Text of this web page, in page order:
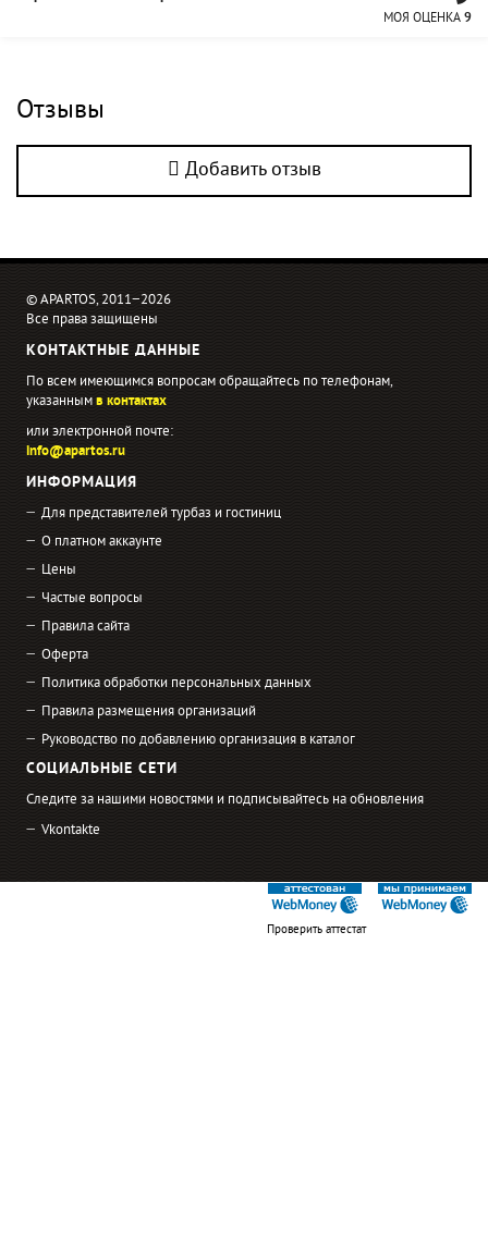
МОЯ ОЦЕНКА 9
Отзывы
Добавить отзыв
© APARTOS, 2011−2026
Все права защищены
КОНТАКТНЫЕ ДАННЫЕ
По всем имеющимся вопросам обращайтесь по телефонам,
указаннымв контактах
или электронной почте:
info@apartos.ru
ИНФОРМАЦИЯ
Для представителей турбаз и гостиниц
О платном аккаунте
Цены
Частые вопросы
Правила сайта
Оферта
Политика обработки персональных данных
Правила размещения организаций
Руководство по добавлению организация в каталог
СОЦИАЛЬНЫЕ СЕТИ
Следите за нашими новостями и подписывайтесь на обновления
Vkontakte
Проверить аттестат